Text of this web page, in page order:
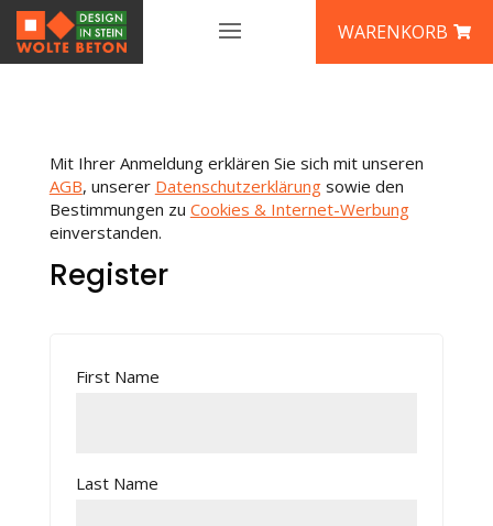
WARENKORB
Mit Ihrer Anmeldung erklären Sie sich mit unseren
AGB, unserer Datenschutzerklärungsowie den
Bestimmungen zu Cookies & Internet-Werbung
einverstanden.
Register
First Name
Last Name